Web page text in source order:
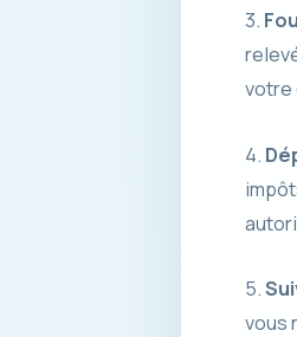
3.
votre
4.
5.
vous